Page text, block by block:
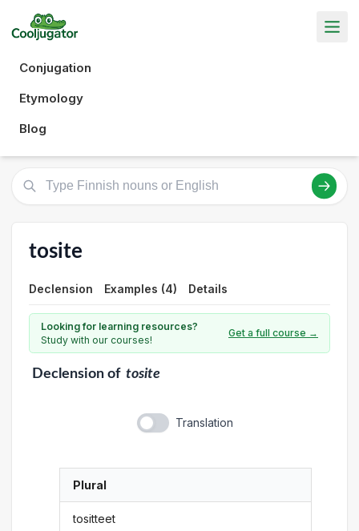
Conjugation
Etymology
Blog
tosite
Declension Examples (4) Details
Looking for learning resources?
Study with our courses!
Get a full course →
Declensionof tosite
Translation
Plural
tositteet